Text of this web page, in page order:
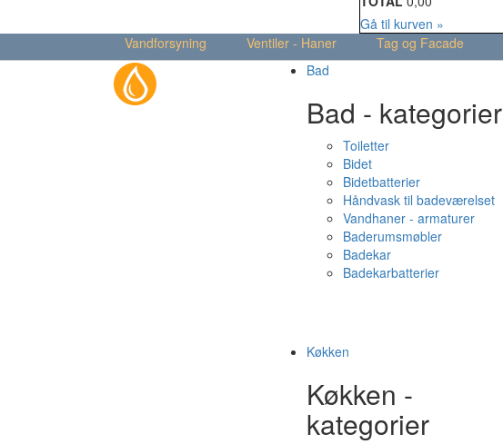
Gå til kurven »
Vandforsyning
Ventiler - Haner Tag og Facade
Bad
Bad - kategorier
Toiletter
Bidet
Bidetbatterier
Håndvask til badeværelset
Vandhaner - armaturer
Baderumsmøbler
Badekar
Badekarbatterier
Køkken
Køkken -
kategorier